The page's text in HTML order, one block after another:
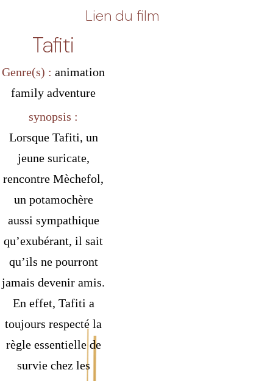
Lien du film
Tafiti
Genre(s) :animation
family adventure
synopsis :
Lorsque Tafiti, un
jeune suricate,
rencontre Mèchefol,
un potamochère
aussi sympathique
qu’exubérant, il sait
qu’ils ne pourront
jamais devenir amis.
En effet, Tafiti a
toujours respecté la
règle essentielle de
survie chez les